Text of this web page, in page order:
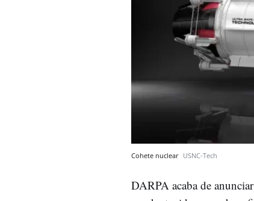
Cohete nuclear USNC-Tech
DARPA acaba de